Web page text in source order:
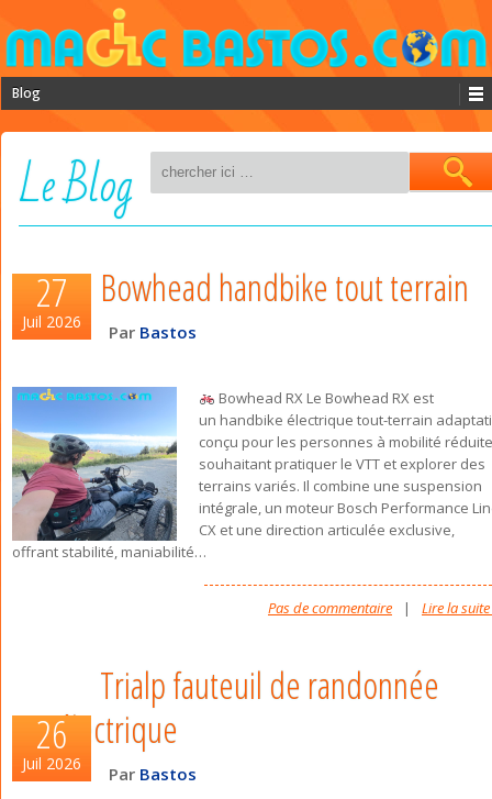
Blog
Le Blog
Bowhead handbike tout terrain
27
Juil 2026 Par Bastos
Bowhead RX Le Bowhead RX est
un handbike électrique tout-terrain
conçu pour les personnes à mobilité réduite
souhaitant pratiquer le VTT et explorer des
terrains variés. Il combine une suspension
intégrale, un moteur Bosch Performance
CX et une direction articulée exclusive,
offrant stabilité, maniabilité…
Lire la suite
|
Pas de commentaire
Trialp fauteuil de randonnée
électrique
26
Juil 2026 Par Bastos